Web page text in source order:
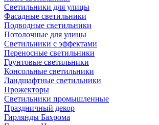
Светильники для улицы
Фасадные светильники
Подводные светильники
Потолочные для улицы
Светильники с эффектами
Переносные светильники
Грунтовые светильники
Консольные светильники
Ландшафтные светильники
Прожекторы
Светильники промышленные
Праздничный декор
Гирлянды Бахрома